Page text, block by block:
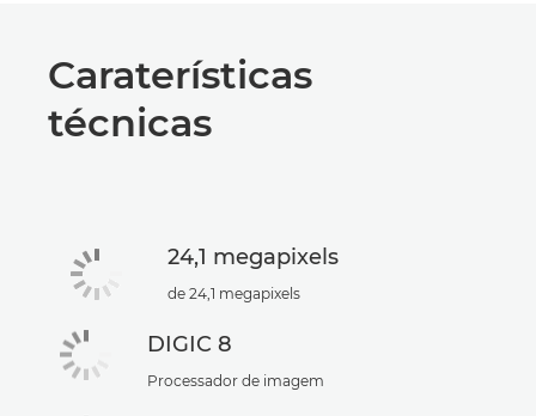
Caraterísticas
técnicas
24,1 megapixels
de 24,1 megapixels
DIGIC 8
Processador de imagem